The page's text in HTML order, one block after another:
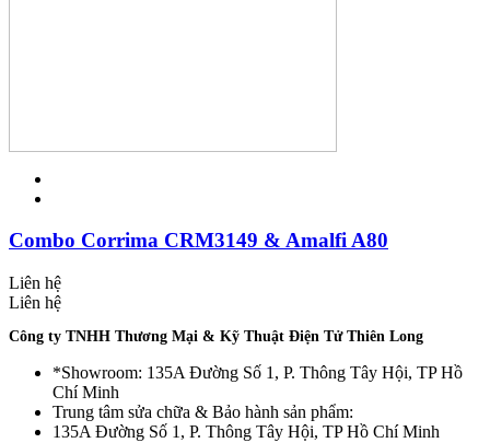
Combo Corrima CRM3149 & Amalfi A80
Liên hệ
Liên hệ
Công ty TNHH Thương Mại & Kỹ Thuật Điện Tử Thiên Long
*Showroom: 135A Đường Số 1, P. Thông Tây Hội, TP Hồ
Chí Minh
Trung tâm sửa chữa & Bảo hành sản phẩm:
135A Đường Số 1, P. Thông Tây Hội, TP Hồ Chí Minh